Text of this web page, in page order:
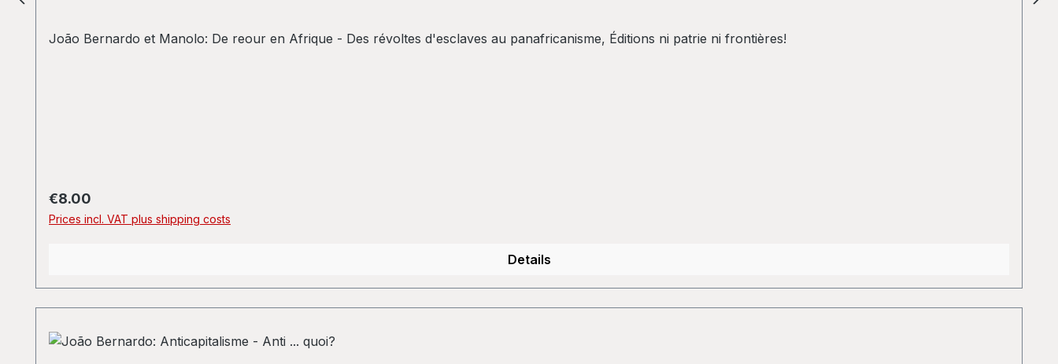
João Bernardo et Manolo: De reour en Afrique - Des révoltes d'esclaves au panafricanisme, Éditions ni patrie ni frontières!
Regular price:
€8.00
Prices incl. VAT plus shipping costs
Details